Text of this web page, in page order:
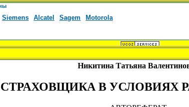
Никитина Татьяна
СТРАХОВЩИКА В УСЛОВИЯХ